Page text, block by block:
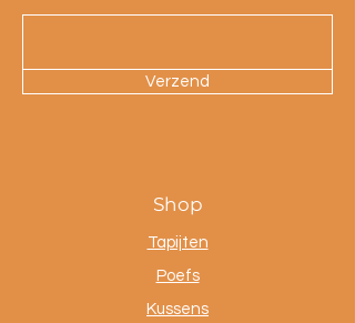
Verzend
Shop
Tapijten
Poefs
Kussens